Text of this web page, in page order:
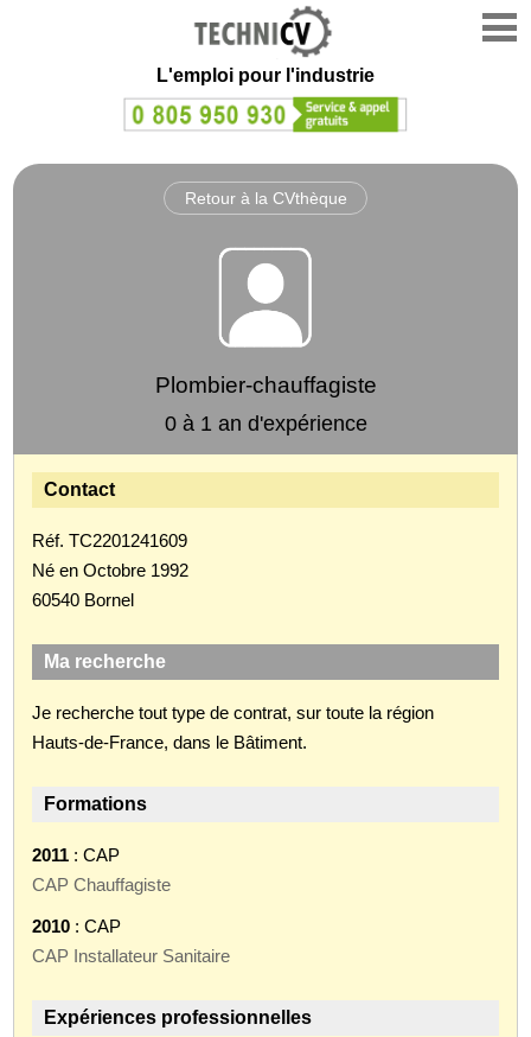
L'emploi pour l'industrie
Retour à la CVthèque
Plombier-chauffagiste
0 à 1 an d'expérience
Contact
Réf. TC2201241609
Né en Octobre 1992
60540 Bornel
Ma recherche
Je recherche tout type de contrat, sur toute la région
Hauts-de-France, dans le Bâtiment.
Formations
2011 : CAP
CAP Chauffagiste
2010 : CAP
CAP Installateur Sanitaire
Expériences professionnelles